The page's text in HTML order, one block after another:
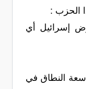
الحزب :
إسرائيل أي
النطاق في